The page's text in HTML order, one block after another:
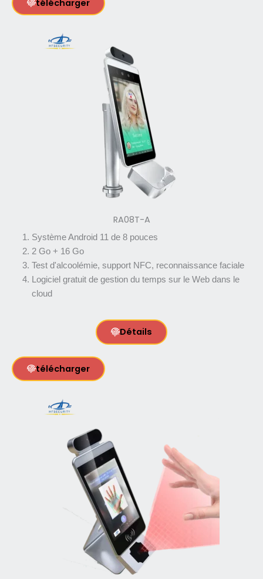
télécharger
RA08T-A
Système Android 11 de 8 pouces
2 Go + 16 Go
Test d'alcoolémie, support NFC, reconnaissance faciale
Logiciel gratuit de gestion du temps sur le Web dans le
cloud
Détails
télécharger